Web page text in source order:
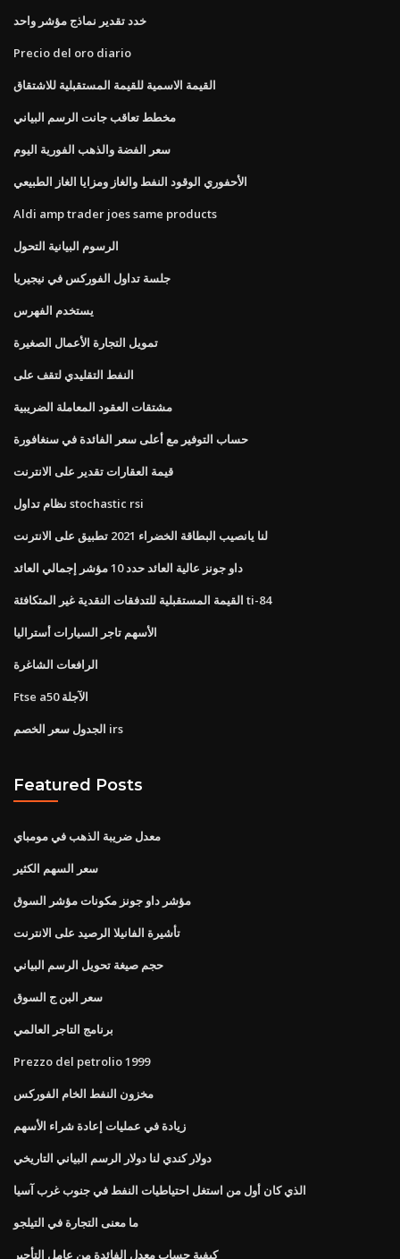
خدد تقدير نماذج مؤشر واحد
Precio del oro diario
القيمة الاسمية للقيمة المستقبلية للاشتقاق
مخطط تعاقب جانت الرسم البياني
سعر الفضة والذهب الفورية اليوم
الأحفوري الوقود النفط والغاز ومزايا الغاز الطبيعي
Aldi amp trader joes same products
الرسوم البيانية التحول
جلسة تداول الفوركس في نيجيريا
يستخدم الفهرس
تمويل التجارة الأعمال الصغيرة
النفط التقليدي لتقف على
مشتقات العقود المعاملة الضريبية
حساب التوفير مع أعلى سعر الفائدة في سنغافورة
قيمة العقارات تقدير على الانترنت
نظام تداول stochastic rsi
لنا يانصيب البطاقة الخضراء 2021 تطبيق على الانترنت
داو جونز عالية العائد حدد 10 مؤشر إجمالي العائد
القيمة المستقبلية للتدفقات النقدية غير المتكافئة ti-84
الأسهم تاجر السيارات أستراليا
الرافعات الشاغرة
Ftse a50 الآجلة
الجدول سعر الخصم irs
Featured Posts
معدل ضريبة الذهب في مومباي
سعر السهم الكثير
مؤشر داو جونز مكونات مؤشر السوق
تأشيرة الفانيلا الرصيد على الانترنت
حجم صيغة تحويل الرسم البياني
سعر البن ج السوق
برنامج التاجر العالمي
Prezzo del petrolio 1999
مخزون النفط الخام الفوركس
زيادة في عمليات إعادة شراء الأسهم
دولار كندي لنا دولار الرسم البياني التاريخي
الذي كان أول من استغل احتياطيات النفط في جنوب غرب آسيا
ما معنى التجارة في التيلجو
كيفية حساب معدل الفائدة من عامل التأجير